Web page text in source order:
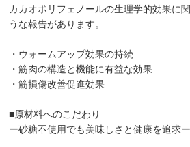
カカオポリフェノールの生理学的効果に
うな報告があります。
・ウォームアップ効果の持続
・筋肉の構造と機能に有益な効果
・筋損傷改善促進効果
■原材料へのこだわり
ー砂糖不使用でも美味しさと健康を追求ー